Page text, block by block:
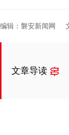
编辑：磐安新闻网
文章导读